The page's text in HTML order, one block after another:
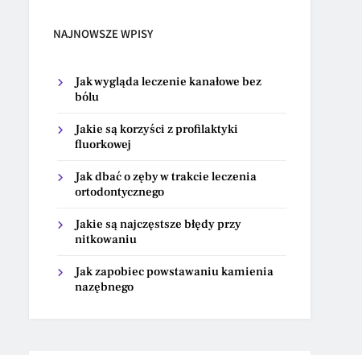
NAJNOWSZE WPISY
Jak wygląda leczenie kanałowe bez
bólu
Jakie są korzyści z profilaktyki
fluorkowej
Jak dbać o zęby w trakcie leczenia
ortodontycznego
Jakie są najczęstsze błędy przy
nitkowaniu
Jak zapobiec powstawaniu kamienia
nazębnego